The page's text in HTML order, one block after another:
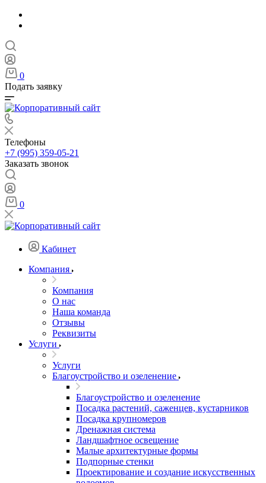
0
Подать заявку
Телефоны
+7 (995) 359-05-21
Заказать звонок
0
Кабинет
Компания
Компания
О нас
Наша команда
Отзывы
Реквизиты
Услуги
Услуги
Благоустройство и озеленение
Благоустройство и озеленение
Посадка растений, саженцев, кустарников
Посадка крупномеров
Дренажная система
Ландшафтное освещение
Малые архитектурные формы
Подпорные стенки
Проектирование и создание искусственных